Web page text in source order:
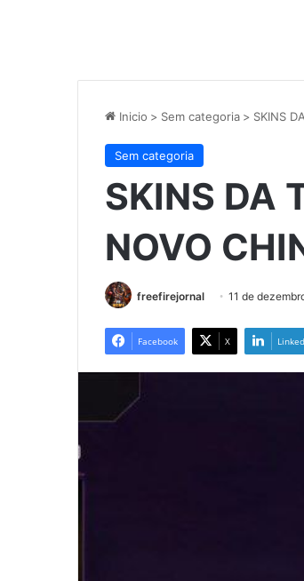
Inicio > Sem categoria > SKINS
Sem categoria
SKINS DA
NOVO
freefirejornal 11 de
Facebook X